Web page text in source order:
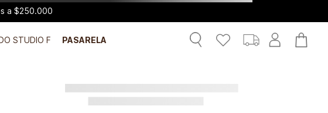
a $250.000
STUDIO F PASARELA